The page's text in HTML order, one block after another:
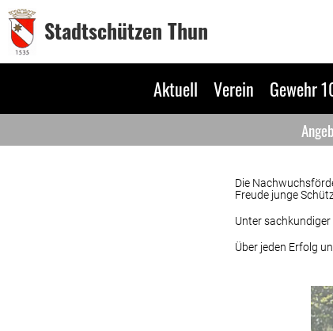
Stadtschützen Thun
Aktuell Verein Gewehr
Die
Freude junge
Unter sachkundiger
Über jeden Erfolg